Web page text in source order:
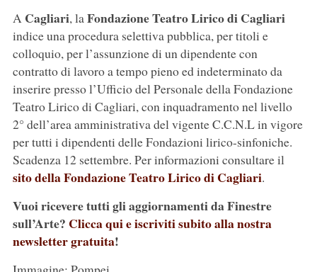
A Cagliari, laFondazione Teatro Lirico di Cagliari
indice una procedura selettiva pubblica, per titoli e
colloquio, per l’assunzione di un dipendente con
contratto di lavoro a tempo pieno ed indeterminato da
inserire presso l’Ufficio del Personale della Fondazione
Teatro Lirico di Cagliari, con inquadramento nel livello
2° dell’area amministrativa del vigente C.C.N.L in vigore
per tutti i dipendenti delle Fondazioni lirico-sinfoniche.
Scadenza 12 settembre. Per informazioni consultare il
sito della Fondazione Teatro Lirico di Cagliari.
Vuoi ricevere tutti gli aggiornamenti da Finestre
sull’Arte? Clicca qui e iscriviti subito alla nostra
newsletter gratuita!